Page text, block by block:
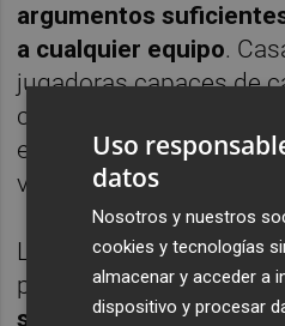
argumentos
a cualquier equipo.
jugadoras capaces de
cuestión de minutos y
error, con la obligación
vivo.
La afición 'taronj'a está
pabellónen una caldera
suyas hacia otro título .
Uso
datos
Nosotros y nuestros
cookies y tecnologías
almacenar y acceder a
dispositivo y procesar